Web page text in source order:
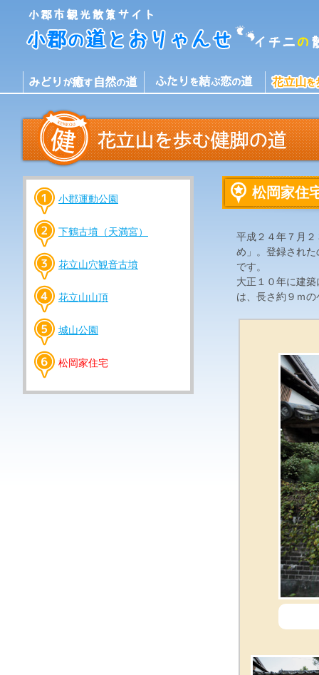
小郡運動公園
下鶴古墳（天満宮）
花立山穴観音古墳
花立山山頂
城山公園
松岡家住宅
松岡家住
平成２４年７月
め」。登録され
です。
大正１０年に建
は、長さ約９ｍ